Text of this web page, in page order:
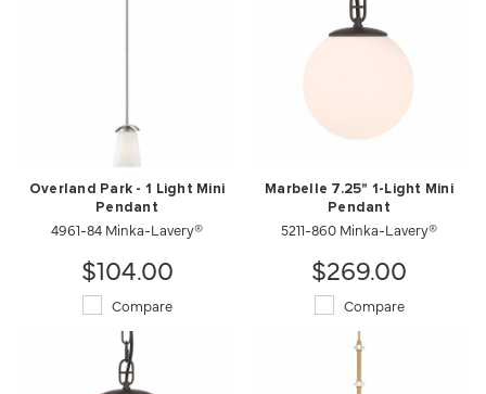
Overland Park - 1 Light Mini
Pendant
4961-84 Minka-Lavery®
$104.00
Compare
Marbelle 7.25" 1-Light Mini
Pendant
5211-860 Minka-Lavery®
$269.00
Compare